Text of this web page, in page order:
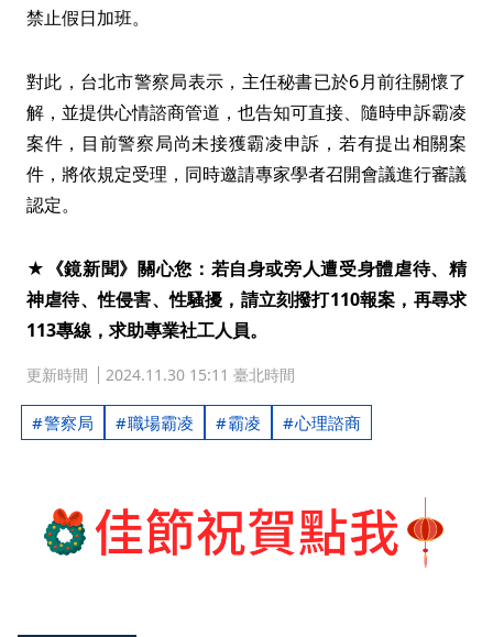
禁止假日加班。
對此，台北市警察局表示，主任秘書已於6月前往關懷了
解，並提供心情諮商管道，也告知可直接、隨時申訴霸凌
案件，目前警察局尚未接獲霸凌申訴，若有提出相關案
件，將依規定受理，同時邀請專家學者召開會議進行審議
認定。
★《鏡新聞》關心您：若自身或旁人遭受身體虐待、精
神虐待、性侵害、性騷擾，請立刻撥打110報案，再尋求
113專線，求助專業社工人員。
更新時間 2024.11.30 15:11 臺北時間
警察局 職場霸凌 霸凌 心理諮商